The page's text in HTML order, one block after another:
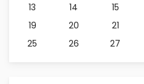
13
14 15
19
20 21
25
26 27